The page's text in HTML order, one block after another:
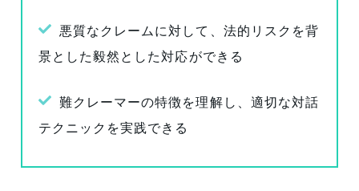
悪質なクレームに対して、法的リスクを背
景とした毅然とした対応ができる
難クレーマーの特徴を理解し、適切な対話
テクニックを実践できる